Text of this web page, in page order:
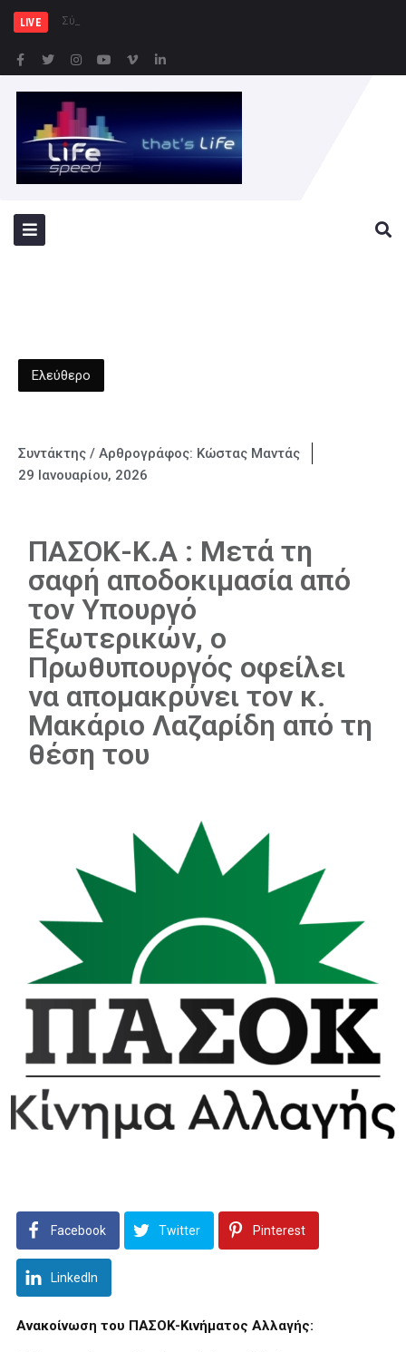
LIVE Σύλληψη 46χρονης για π
Ελεύθερο
Συντάκτης / Αρθρογράφος: Κώστας Μαντάς
29 Ιανουαρίου, 2026
ΠΑΣΟΚ-Κ.Α : Μετά τη
σαφή αποδοκιμασία από
τον Υπουργό
Εξωτερικών, ο
Πρωθυπουργός οφείλει
να απομακρύνει τον κ.
Μακάριο Λαζαρίδη από τη
θέση του
Facebook Twitter Pinterest
LinkedIn
Ανακοίνωση του ΠΑΣΟΚ-Κινήματος Αλλαγής: